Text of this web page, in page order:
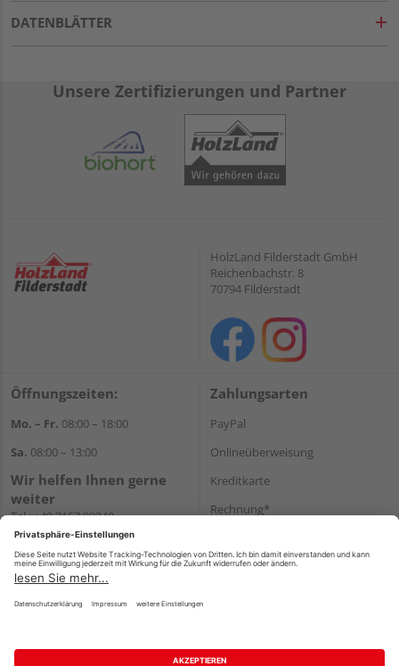
DATENBLÄTTER
Unsere Zertifizierungen und Partner
HolzLand Filderstadt GmbH
Reichenbachstr. 8
70794 Filderstadt
Öffnungszeiten:
Mo. – Fr. 08:00 – 18:00
Sa. 08:00 – 13:00
Wir helfen Ihnen gerne
weiter
Tel.:+49 7157 88240
E-Mail:shop@holzland-
filderstadt.de
Zahlungsarten
PayPal
Onlineüberweisung
Kreditkarte
Rechnung*
Versand
Impressum AGB Widerruf Datenschutz